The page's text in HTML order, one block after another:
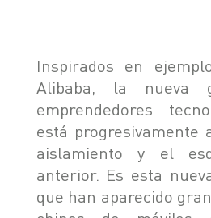
Inspirados en
Alibaba, la nueva
emprendedores
está progresivamente
aislamiento y el
anterior. Es esta
que han aparecido